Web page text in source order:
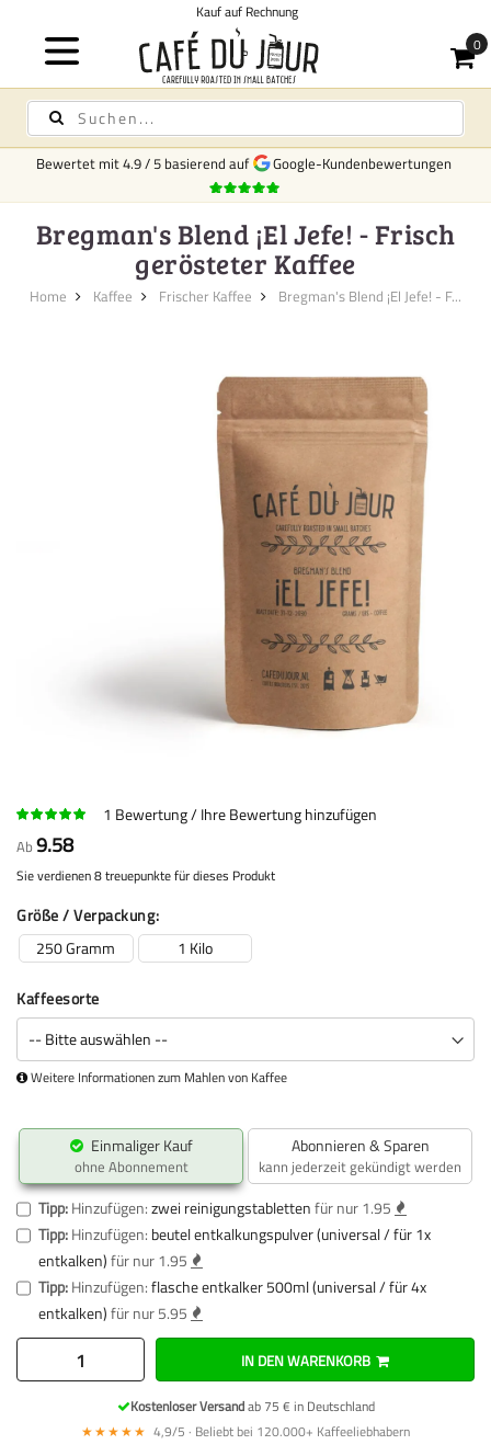
Bewertet mit4.9/5 basierend auf Google-Kundenbewertungen
Bregman's Blend ¡El Jefe! - Frisch
gerösteter Kaffee
Home Kaffee Frischer Kaffee Bregman's Blend ¡El Jefe! - F...
1 Bewertung Ihre Bewertung hinzufügen
Ab9.58
Sie verdienen 8 treuepunkte für dieses Produkt
Größe / Verpackung
250 Gramm
1 Kilo
Kaffeesorte
Weitere Informationen zum Mahlen von Kaffee
Einmaliger Kauf
ohne Abonnement
Abonnieren & Sparen
kann jederzeit gekündigt werden
Tipp:Hinzufügen:zwei reinigungstablettenfür nur 1.95
Tipp:Hinzufügen: beutel entkalkungspulver (universal / für 1x
entkalken)für nur 1.95
Tipp:Hinzufügen:flasche entkalker 500ml (universal / für 4x
entkalken)für nur 5.95
IN DEN WARENKORB
Kostenloser Versandab 75 € in Deutschland
★★★★★ 4,9/5 · Beliebt bei 120.000+ Kaffeeliebhabern